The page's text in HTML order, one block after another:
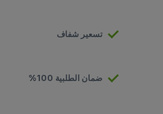
تسعير شفاف
ضمان الطلبية 100%